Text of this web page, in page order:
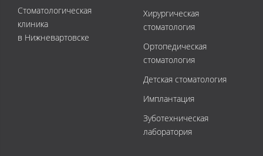
Стоматологическая
клиника
в Нижневартовске
Хирургическая
стоматология
Ортопедическая
стоматология
Детская стоматология
Имплантация
Зуботехническая
лаборатория